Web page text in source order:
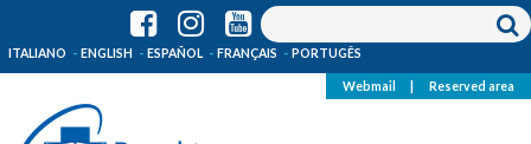
ITALIANO ENGLISH ESPAÑOL FRANÇAIS PORTUGÊS
Webmail Reserved area